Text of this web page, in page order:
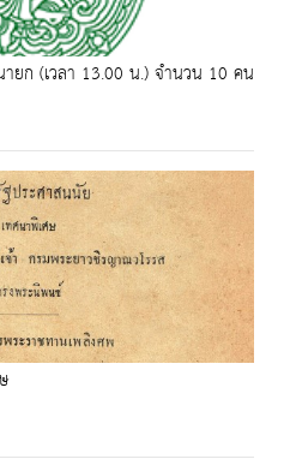
ยก (เวลา 13.00 น.) จำนวน 10 คน